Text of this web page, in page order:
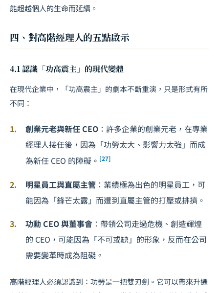
能超越個人的生命而延續。
四、對高階經理人的五點啟示
4.1 認識「功高震主」的現代變體
在現代企業中，「功高震主」的劇本不斷重演，只是形式有所
不同：
創業元老與新任 CEO ：許多企業的創業元老，在專業
經理人接任後，因為「功勞太大、影響力太強」而成
為新任 CEO 的障礙。 [27]
明星員工與直屬主管 ：業績極為出色的明星員工，可
能因為「鋒芒太露」而遭到直屬主管的打壓或排擠。
功勳 CEO 與董事會 ：帶領公司走過危機、創造輝煌
的 CEO，可能因為「不可或缺」的形象，反而在公司
需要變革時成為阻礙。
高階經理人必須認識到：功勞是一把雙刃劍。它可以帶來升遷